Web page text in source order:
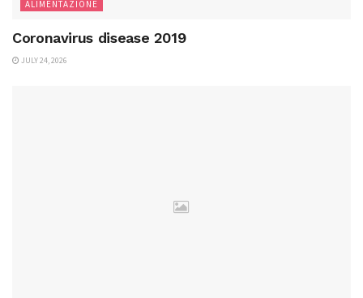
ALIMENTAZIONE
Coronavirus disease 2019
JULY 24, 2026